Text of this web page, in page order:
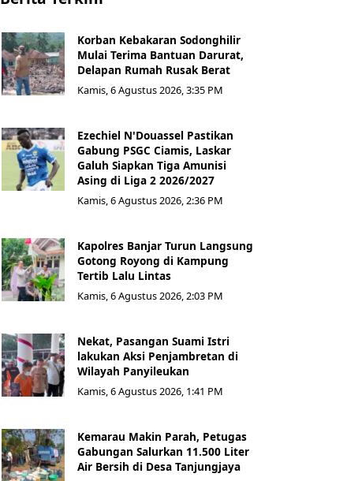
Korban Kebakaran Sodonghilir
Mulai Terima Bantuan Darurat,
Delapan Rumah Rusak Berat
Kamis, 6 Agustus 2026, 3:35 PM
Ezechiel N'Douassel Pastikan
Gabung PSGC Ciamis, Laskar
Galuh Siapkan Tiga Amunisi
Asing di Liga 2 2026/2027
Kamis, 6 Agustus 2026, 2:36 PM
Kapolres Banjar Turun Langsung
Gotong Royong di Kampung
Tertib Lalu Lintas
Kamis, 6 Agustus 2026, 2:03 PM
Nekat, Pasangan Suami Istri
lakukan Aksi Penjambretan di
Wilayah Panyileukan
Kamis, 6 Agustus 2026, 1:41 PM
Kemarau Makin Parah, Petugas
Gabungan Salurkan 11.500 Liter
Air Bersih di Desa Tanjungjaya